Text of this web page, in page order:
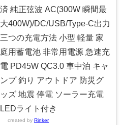
済 純正弦波 AC(300W 瞬間最
大400W)/DC/USB/Type-C出力
三つの充電方法 小型 軽量 家
庭用蓄電池 非常用電源 急速充
電 PD45W QC3.0 車中泊 キャ
ンプ 釣り アウトドア 防災グ
ッズ 地震 停電 ソーラー充電
LEDライト付き
created by Rinker